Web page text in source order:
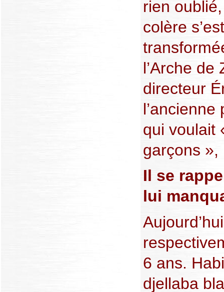
rien
colère
l’Arche de
directeur
qui voulait
garçons »,
Il se
lui
6 ans.
djellaba